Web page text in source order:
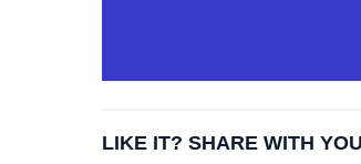
LIKE IT? SHARE WITH